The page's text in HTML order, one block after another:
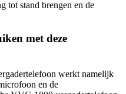
tot stand brengen en de
met deze
werkt namelijk
en de